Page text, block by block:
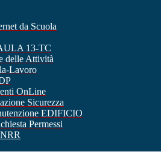
da Scuola
13-TC
delle Attività
Lavoro
OnLine
Sicurezza
EDIFICIO
Permessi